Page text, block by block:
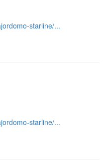
starline/...
starline/...